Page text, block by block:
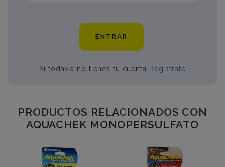
ENTRAR
Si todavia no tienes tu cuenta Regístrate
PRODUCTOS RELACIONADOS CON
AQUACHEK MONOPERSULFATO